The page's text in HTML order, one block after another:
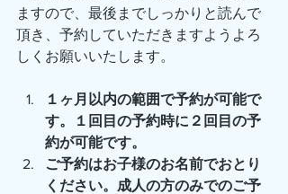
ますので、最後までしっかりと読んで
頂き、予約していただきますようよろ
しくお願いいたします。
１ヶ月以内の範囲で予約が可能で
す。１回目の予約時に２回目の予
約が可能です。
ご予約はお子様のお名前でおとり
ください。成人の方のみでのご予